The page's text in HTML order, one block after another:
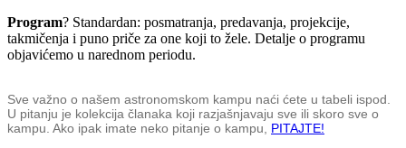
Program? Standardan: posmatranja, predavanja, projekcije,
takmičenja i puno priče za one koji to žele. Detalje o programu
objavićemo u narednom periodu.
Sve važno o našem astronomskom kampu naći ćete u tabeli ispod.
U pitanju je kolekcija članaka koji razjašnjavaju sve ili skoro sve o
kampu. Ako ipak imate neko pitanje o kampu, PITAJTE!